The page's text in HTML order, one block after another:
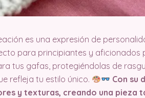
es una expresión de
para principiantes y aficionados
tus gafas, protegiéndolas de
refleja tu estilo único.
Con su
y texturas, creando una pieza